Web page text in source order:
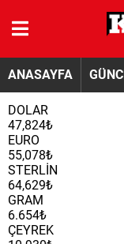
ANASAYFA
DOLAR
47,824₺
EURO
55,078₺
STERLİN
64,629₺
GRAM
6.654₺
ÇEYREK